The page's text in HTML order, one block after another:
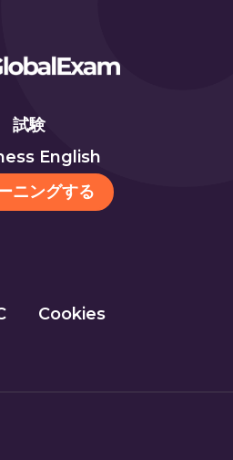
試験
English
ニングする
Cookies